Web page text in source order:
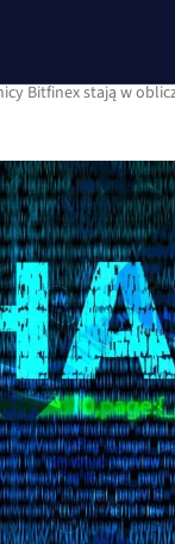
Bitfinex stają w